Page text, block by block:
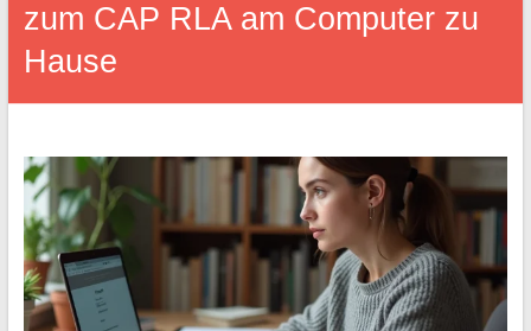
zum CAP RLA am Computer zu
Hause